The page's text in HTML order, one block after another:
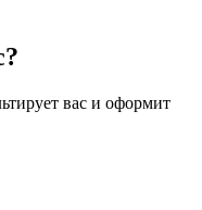
вас и оформит